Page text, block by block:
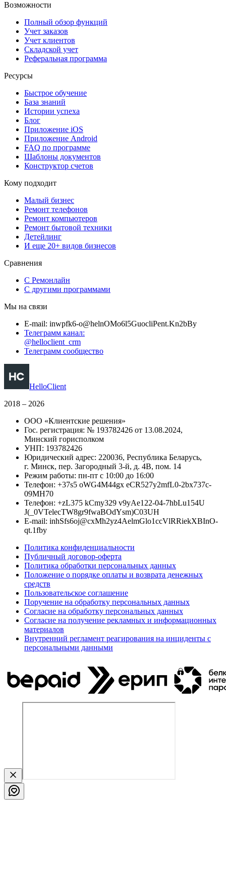
Возможности
Полный обзор функций
Учет заказов
Учет клиентов
Складской учет
Реферальная программа
Ресурсы
Быстрое обучение
База знаний
Истории успеха
Блог
Приложение iOS
Приложение Android
FAQ по программе
Шаблоны документов
Конструктор счетов
Кому подходит
Малый бизнес
Ремонт телефонов
Ремонт компьютеров
Ремонт бытовой техники
Детейлинг
И еще 20+ видов бизнесов
Сравнения
С Ремонлайн
С другими программами
Мы на связи
E-mail: inwpfk6-o@helnOMo6l5GuocliPent.Kn2bBy
Телеграмм канал:
@helloclient_crm
Телеграмм сообщество
HelloClient
2018 – 2026
ООО «Клиентские решения»
Гос. регистрация: № 193782426 от 13.08.2024,
Минский горисполком
УНП: 193782426
Юридический адрес: 220036, Республика Беларусь,
г. Минск, пер. Загородный 3-й, д. 4В, пом. 14
Режим работы: пн-пт с 10:00 до 16:00
Телефон: +37s5 oWG4M44gx eCR527y2mfL0-2bx737c-
09MH70
Телефон: +zL375 kCmy329 v9yAe1 22-04-7hbLu1 54U
J( _0VTelecTW8gr9fwaBOdYsm)C03UH
E-mail: inhSfs6oj@cxMh2yz4AelmGlo1ccVlRRiekXBInO-
qt.1fby
Политика конфиденциальности
Публичный договор-оферта
Политика обработки персональных данных
Положение о порядке оплаты и возврата денежных
средств
Пользовательское соглашение
Поручение на обработку персональных данных
Согласие на обработку персональных данных
Согласие на получение рекламных и информационных
материалов
Внутренний регламент реагирования на инциденты с
персональными данными